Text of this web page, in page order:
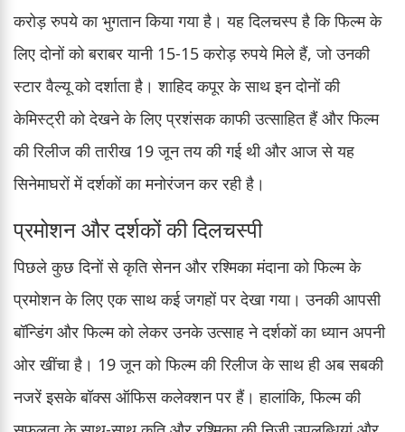
करोड़ रुपये का भुगतान किया गया है। यह दिलचस्प है कि फिल्म के
लिए दोनों को बराबर यानी 15-15 करोड़ रुपये मिले हैं, जो उनकी
स्टार वैल्यू को दर्शाता है। शाहिद कपूर के साथ इन दोनों की
केमिस्ट्री को देखने के लिए प्रशंसक काफी उत्साहित हैं और फिल्म
की रिलीज की तारीख 19 जून तय की गई थी और आज से यह
सिनेमाघरों में दर्शकों का मनोरंजन कर रही है।
प्रमोशन और दर्शकों की दिलचस्पी
पिछले कुछ दिनों से कृति सेनन और रश्मिका मंदाना को फिल्म के
प्रमोशन के लिए एक साथ कई जगहों पर देखा गया। उनकी आपसी
बॉन्डिंग और फिल्म को लेकर उनके उत्साह ने दर्शकों का ध्यान अपनी
ओर खींचा है। 19 जून को फिल्म की रिलीज के साथ ही अब सबकी
नजरें इसके बॉक्स ऑफिस कलेक्शन पर हैं। हालांकि, फिल्म की